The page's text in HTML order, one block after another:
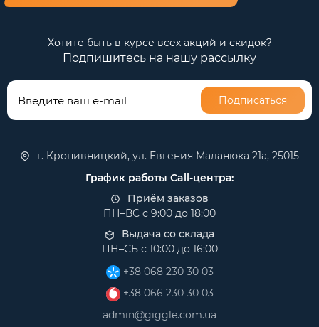
Хотите быть в курсе всех акций и скидок?
Подпишитесь на нашу рассылку
Подписаться
г. Кропивницкий, ул. Евгения Маланюка 21а, 25015
График работы Call-центра:
Приём заказов
ПН–ВС с 9:00 до 18:00
Выдача со склада
ПН–СБ с 10:00 до 16:00
+38 068 230 30 03
+38 066 230 30 03
admin@giggle.com.ua